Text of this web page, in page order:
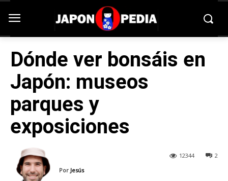
Dónde ver bonsáis en
Japón: museos
parques y
exposiciones
2
12344
Por Jesús